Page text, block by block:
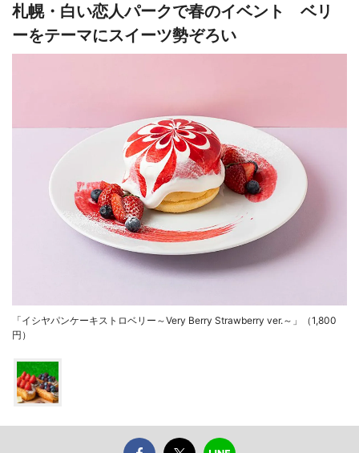
札幌・白い恋人パークで春のイベント ベリ
ーをテーマにスイーツ勢ぞろい
「イシヤパンケーキストロベリー～Very Berry Strawberry ver.～」（1,800
円）